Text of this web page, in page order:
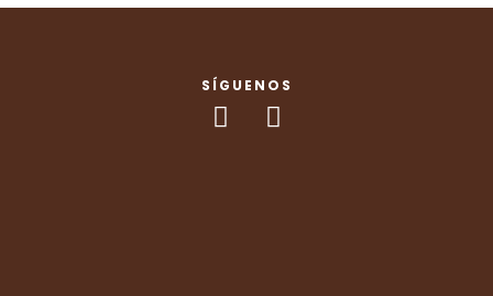
SÍGUENOS